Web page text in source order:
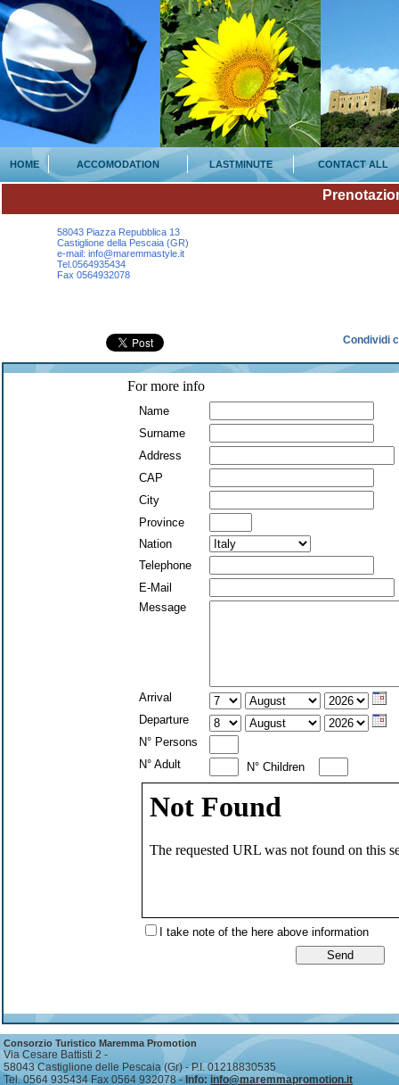
HOME ACCOMODATION LASTMINUTE CONTACT ALL
58043 Piazza Repubblica 13
Castiglione della Pescaia (GR)
e-mail: info@maremmastyle.it
Tel.0564935434
Fax 0564932078
Condividi
For more info
Name
Surname
Address
CAP
City
Province
Nation
Telephone
E-Mail
Message
Arrival
Departure
N° Persons
N° Adult
N° Children
I take note of the here above information
Consorzio Turistico Maremma Promotion
Via Cesare Battisti 2 -
58043 Castiglione delle Pescaia (Gr) - P.I. 01218830535
Tel. 0564 935434 Fax 0564 932078 -Info: info@maremmapromotion.it